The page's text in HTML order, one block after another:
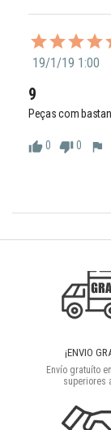
19/1/19 1:00
9
Peças com
thumb_up0 thumb_down0 flag
¡ENVIO
Envío gratuíto
superiores